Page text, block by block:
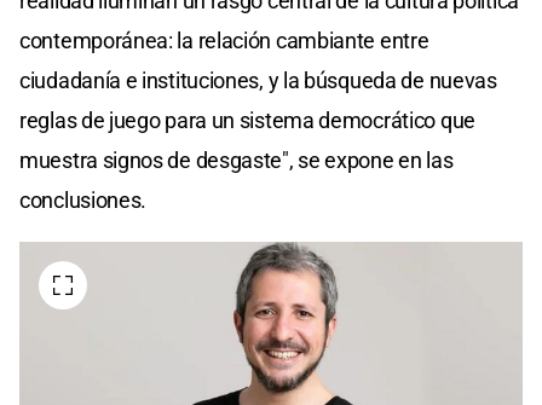
contemporánea: la relación cambiante entre
ciudadanía e instituciones, y la búsqueda de nuevas
reglas de juego para un sistema democrático que
muestra signos de desgaste", se expone en las
conclusiones.